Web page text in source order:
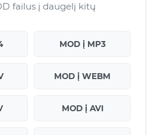
failus į daugelį kitų
MOD į MP3
MOD į WEBM
MOD į AVI